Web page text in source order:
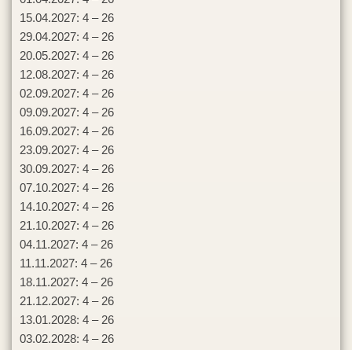
15.04.2027: 4 – 26
29.04.2027: 4 – 26
20.05.2027: 4 – 26
12.08.2027: 4 – 26
02.09.2027: 4 – 26
09.09.2027: 4 – 26
16.09.2027: 4 – 26
23.09.2027: 4 – 26
30.09.2027: 4 – 26
07.10.2027: 4 – 26
14.10.2027: 4 – 26
21.10.2027: 4 – 26
04.11.2027: 4 – 26
11.11.2027: 4 – 26
18.11.2027: 4 – 26
21.12.2027: 4 – 26
13.01.2028: 4 – 26
03.02.2028: 4 – 26